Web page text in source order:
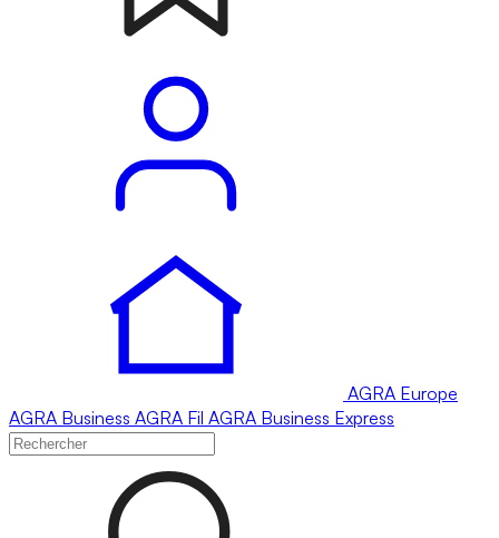
AGRA Europe
AGRA Business AGRA Fil AGRA Business Express